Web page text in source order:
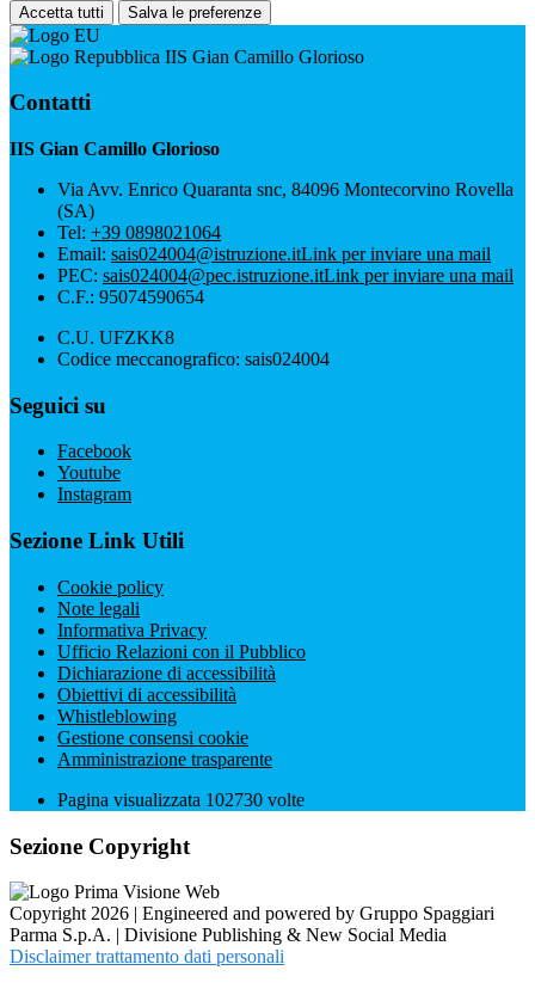
Accetta tutti Salva le preferenze
IIS Gian Camillo Glorioso
Contatti
IIS Gian Camillo Glorioso
Via Avv. Enrico Quaranta snc, 84096 Montecorvino Rovella
(SA)
Tel: +39 0898021064
Email: sais024004@istruzione.itLink per inviare una mail
PEC: sais024004@pec.istruzione.itLink per inviare una mail
C.F.: 95074590654
C.U. UFZKK8
Codice meccanografico: sais024004
Seguici su
Facebook
Youtube
Instagram
Sezione Link Utili
Cookie policy
Note legali
Informativa Privacy
Ufficio Relazioni con il Pubblico
Dichiarazione di accessibilità
Obiettivi di accessibilità
Whistleblowing
Gestione consensi cookie
Amministrazione trasparente
Pagina visualizzata 102730 volte
Sezione Copyright
Copyright 2026 | Engineered and powered by Gruppo Spaggiari
Parma S.p.A. | Divisione Publishing & New Social Media
Disclaimer trattamento dati personali